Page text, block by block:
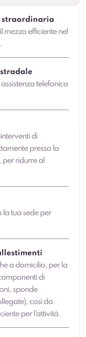
straordinaria
mezzo efficiente nel
stradale
telefonica
di
presso la
ridurre al
la tua sede per
a domicilio, per la
di
sponde
così da
per l’attività.